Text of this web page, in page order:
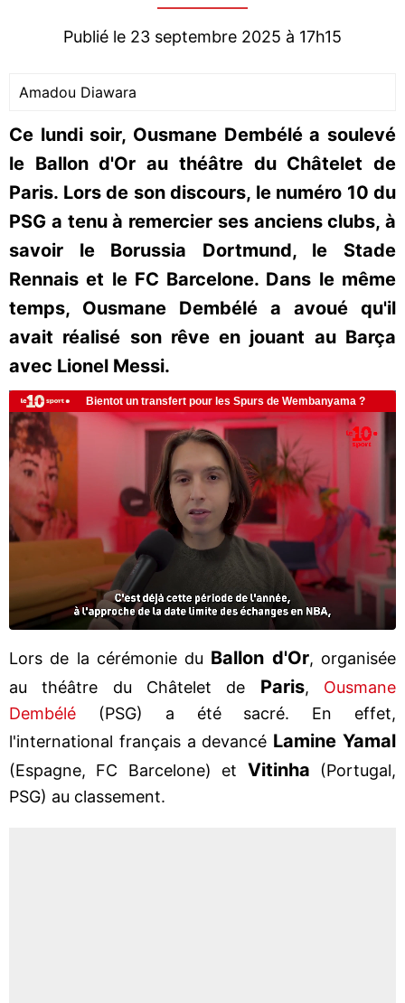
Publié le 23 septembre 2025 à 17h15
Amadou Diawara
Ce lundi soir, Ousmane Dembélé a soulevé
le Ballon d'Or au théâtre du Châtelet de
Paris. Lors de son discours, le numéro 10 du
PSG a tenu à remercier ses anciens clubs, à
savoir le Borussia Dortmund, le Stade
Rennais et le FC Barcelone. Dans le même
temps, Ousmane Dembélé a avoué qu'il
avait réalisé son rêve en jouant au Barça
avec Lionel Messi.
Lors de la cérémonie du Ballon d'Or, organisée
au théâtre du Châtelet de Paris, Ousmane
Dembélé
(PSG) a été sacré. En effet,
l'international français a devancé Lamine Yamal
(Espagne, FC Barcelone) et Vitinha (Portugal,
PSG) au classement.